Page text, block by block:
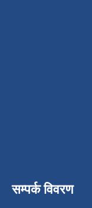
सम्पर्क विवरण